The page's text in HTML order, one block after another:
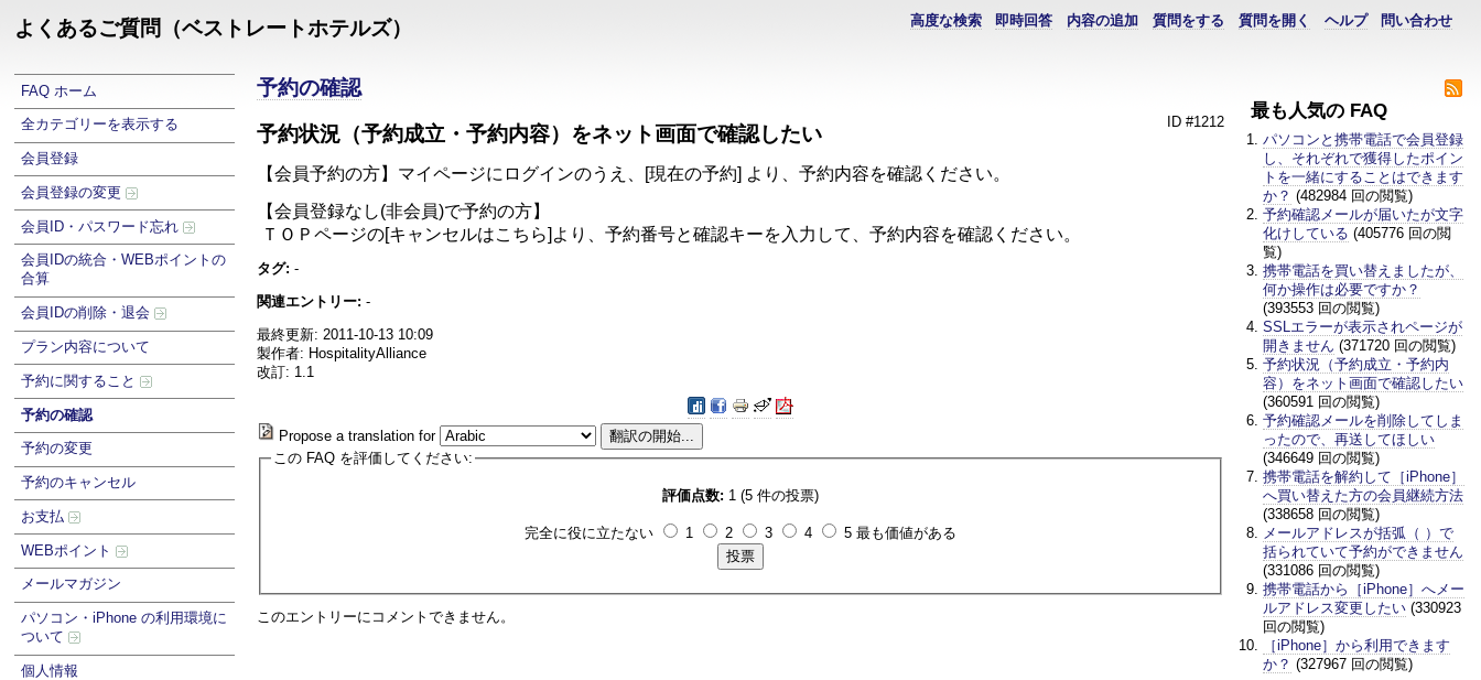
よくあるご質問（ベストレートホテルズ） 問い合わせ
ヘルプ
質問を開く
質問をする
内容の追加
即時回答
高度な検索
FAQ ホーム
全カテゴリーを表示する
会員登録
会員登録の変更
会員ID・パスワード忘れ
会員IDの統合・WEBポイントの
合算
会員IDの削除・退会
プラン内容について
予約に関すること
予約の確認
予約の変更
予約のキャンセル
お支払
WEBポイント
メールマガジン
パソコン・iPhone の利用環境に
ついて
個人情報
最も人気の FAQ
パソコンと携帯電話で会員登録
し、それぞれで獲得したポイン
トを一緒にすることはできます
か？ (482984 回の閲覧)
予約確認メールが届いたが文字
化けしている (405776 回の閲
覧)
携帯電話を買い替えましたが、
何か操作は必要ですか？
(393553 回の閲覧)
SSLエラーが表示されページが
開きません (371720 回の閲覧)
予約状況（予約成立・予約内
容）をネット画面で確認したい
(360591 回の閲覧)
予約確認メールを削除してしま
ったので、再送してほしい
(346649 回の閲覧)
携帯電話を解約して［iPhone］
へ買い替えた方の会員継続方法
(338658 回の閲覧)
メールアドレスが括弧（ ）で
括られていて予約ができません
(331086 回の閲覧)
携帯電話から［iPhone］へメー
ルアドレス変更したい (330923
回の閲覧)
［iPhone］から利用できます
か？ (327967 回の閲覧)
予約の確認
ID #1212
予約状況（予約成立・予約内容）をネット画面で確認したい
【会員予約の方】マイページにログインのうえ、[現在の予約] より、予約内容を確認ください。
【会員登録なし(非会員)で予約の方】
ＴＯＰページの[キャンセルはこちら]より、予約番号と確認キーを入力して、予約内容を確認ください。
タグ: -
関連エントリー: -
最終更新: 2011-10-13 10:09
製作者: HospitalityAlliance
改訂: 1.1
Propose a translation for
この FAQ を評価してください:
評価点数: 1 (5 件の投票)
完全に役に立たない 1 2 3 4 5 最も価値がある
このエントリーにコメントできません。